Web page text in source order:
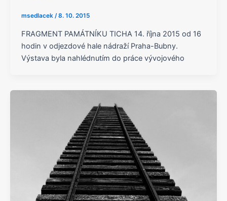
msedlacek /8. 10. 2015
FRAGMENT PAMÁTNÍKU TICHA 14. října 2015 od 16
hodin v odjezdové hale nádraží Praha-Bubny.
Výstava byla nahlédnutím do práce vývojového